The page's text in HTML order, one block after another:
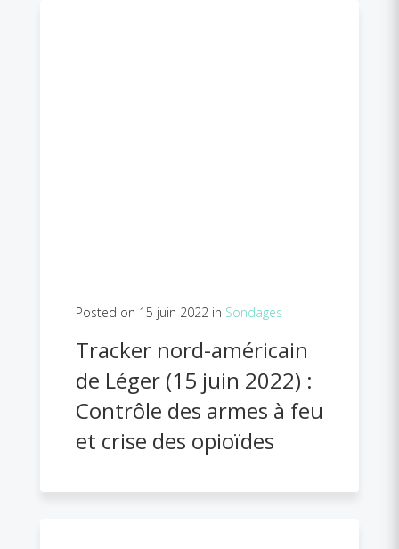
Posted on 15 juin 2022 in Sondages
Tracker nord-américain
de Léger (15 juin 2022) :
Contrôle des armes à feu
et crise des opioïdes